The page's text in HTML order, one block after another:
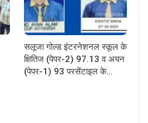
सलूजा गोल्ड इंटरनेशनल स्कूल के
क्षितिज (पेपर-2) 97.13 व अयन
(पेपर-1) 93 परसेंटाइल के…